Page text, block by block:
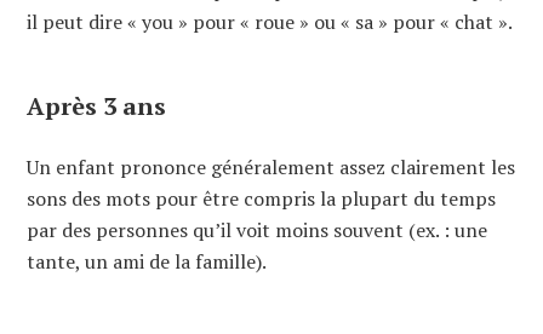
il peut dire « you » pour « roue » ou « sa » pour « chat ».
Après 3 ans
Un enfant prononce généralement assez clairement les
sons des mots pour être compris la plupart du temps
par des personnes qu’il voit moins souvent (ex. : une
tante, un ami de la famille).